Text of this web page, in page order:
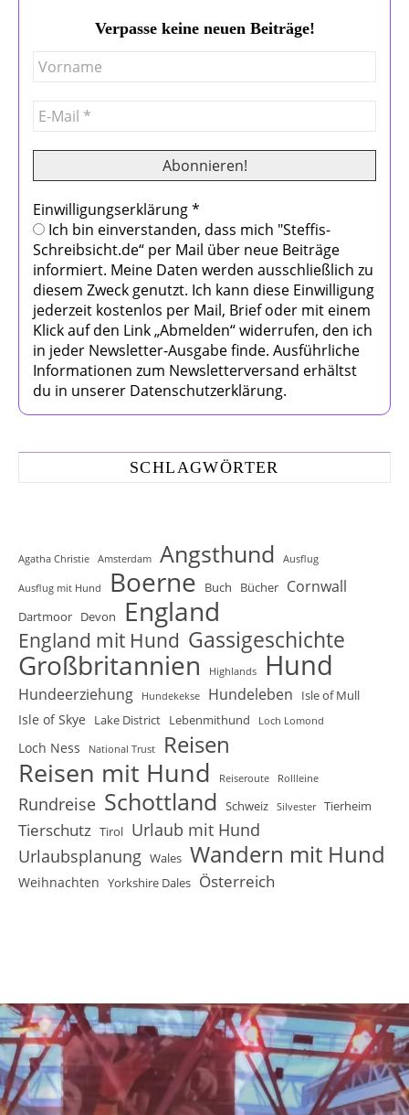
Verpasse keine neuen Beiträge!
Einwilligungserklärung*
Ich bin einverstanden, dass mich "Steffis-
Schreibsicht.de“ per Mail über neue Beiträge
informiert. Meine Daten werden ausschließlich zu
diesem Zweck genutzt. Ich kann diese Einwilligung
jederzeit kostenlos per Mail, Brief oder mit einem
Klick auf den Link „Abmelden“ widerrufen, den ich
in jeder Newsletter-Ausgabe finde. Ausführliche
Informationen zum Newsletterversand erhältst
du in unserer Datenschutzerklärung.
SCHLAGWÖRTER
Agatha Christie Amsterdam Angsthund Ausflug
Ausflug mit Hund Boerne Buch Bücher Cornwall
Dartmoor Devon England
England mit Hund Gassigeschichte
Großbritannien Highlands Hund
Hundeerziehung Hundekekse Hundeleben Isle of Mull
Isle of Skye Lake District Lebenmithund Loch Lomond
Loch Ness National Trust Reisen
Reisen mit Hund Reiseroute Rollleine
Rundreise Schottland Schweiz Silvester Tierheim
Tierschutz Tirol Urlaub mit Hund
Urlaubsplanung Wales Wandern mit Hund
Weihnachten Yorkshire Dales Österreich